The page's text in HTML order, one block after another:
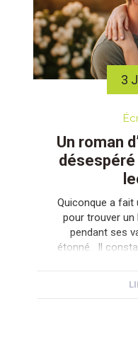
3
Un roman
Quiconque a fait
pour trouver un
pendant ses
étonné. Il